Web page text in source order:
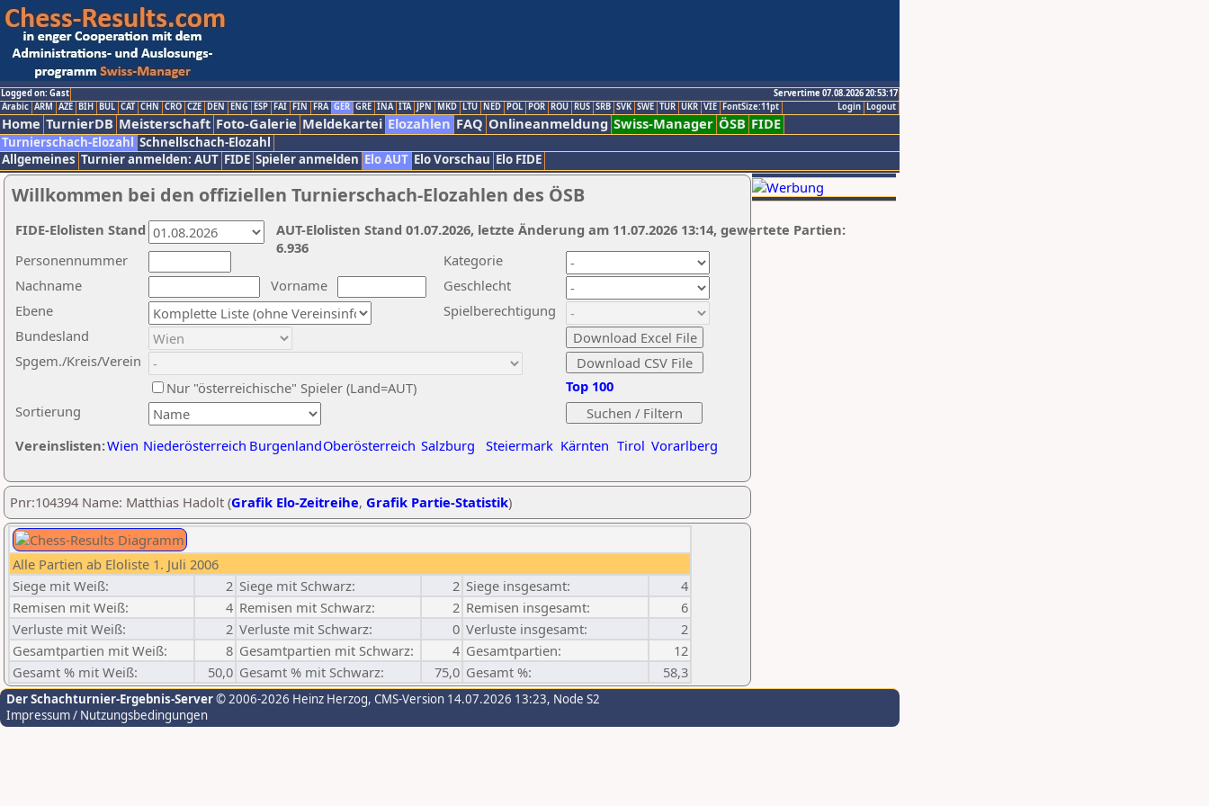
Logged on: Gast
Servertime 07.08.2026 20:53:17
Logout
Login
Arabic ARM AZE BIH BUL CAT CHN CRO CZE DEN ENG ESP FAI FIN FRA GER GRE INA ITA JPN MKD LTU NED POL POR ROU RUS SRB SVK SWE TUR UKR VIE FontSize:11pt
Home TurnierDB Meisterschaft Foto-Galerie Meldekartei Elozahlen FAQ Onlineanmeldung Swiss-Manager ÖSB FIDE
Turnierschach-Elozahl Schnellschach-Elozahl
Allgemeines Turnier anmelden: AUT FIDE Spieler anmelden Elo AUT Elo Vorschau Elo FIDE
Willkommen bei den offiziellen Turnierschach-Elozahlen des ÖSB
Nachname
Vorname
Ebene
Kategorie
Sortierung
Personennummer
Bundesland
Spgem./Kreis/Verein
Geschlecht
Nur "österreichische" Spieler (Land=AUT)
Spielberechtigung
Vereinslisten:Wien Niederösterreich BurgenlandOberösterreich Salzburg Steiermark Kärnten Tirol Vorarlberg
Top 100
AUT-Elolisten Stand 01.07.2026, letzte Änderung am 11.07.2026 13:14, gewertete Partien:
6.936
FIDE-Elolisten Stand
Pnr:104394 Name: Matthias Hadolt (Grafik Elo-Zeitreihe, Grafik Partie-Statistik)
Alle Partien ab Eloliste 1. Juli 2006
Siege mit Weiß:
2 Siege mit Schwarz: 2 Siege insgesamt:
4
Remisen mit Weiß:
4 Remisen mit Schwarz: 2 Remisen insgesamt:
6
Verluste mit Weiß:
2 Verluste mit Schwarz: 0 Verluste insgesamt:
2
Gesamtpartien mit Weiß:
8 Gesamtpartien mit Schwarz: 4 Gesamtpartien:
12
Gesamt % mit Weiß:
50,0 Gesamt % mit Schwarz: 75,0 Gesamt %: 58,3
Der Schachturnier-Ergebnis-Server© 2006-2026 Heinz Herzog, CMS-Version 14.07.2026 13:23, Node S2
Impressum / Nutzungsbedingungen